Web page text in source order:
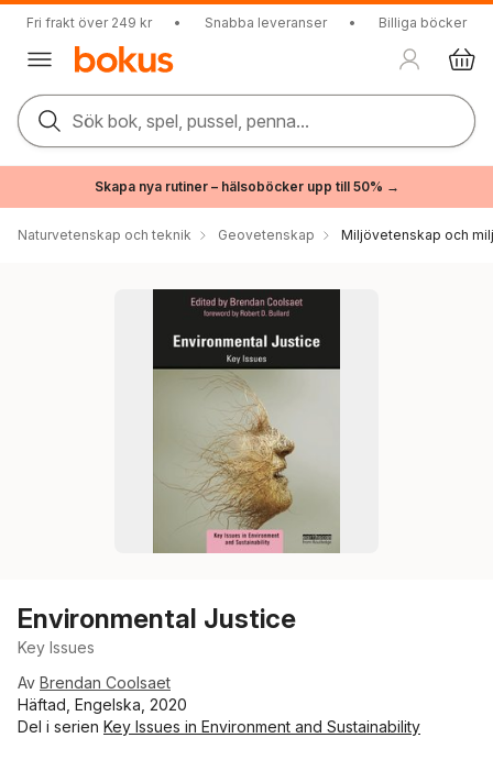
Fri frakt över 249 kr • Snabba leveranser • Billiga böcker
Sök bok, spel, pussel, penna...
Skapa nya rutiner – hälsoböcker upp till 50% →
Naturvetenskap och teknik Geovetenskap Miljövetenskap och
Environmental Justice
Key Issues
Av Brendan Coolsaet
Häftad, Engelska, 2020
Del i serien Key Issues in Environment and Sustainability